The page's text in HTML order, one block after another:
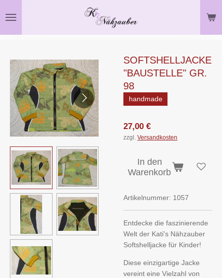
Hauptinhalt
SOFTSHELLJACKE
"BAUSTELLE" GR.
98
handmade
27,00 €
zzgl. Versandkosten
In den
Warenkorb
Artikelnummer: 1057
Entdecke die faszinierende
Welt der Kati's Nähzauber
Softshelljacke für Kinder!
Diese einzigartige Jacke
vereint eine Vielzahl von